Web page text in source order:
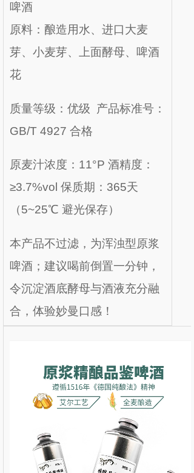
啤酒
原料：酿造用水、进口大麦
芽、小麦芽、上面酵母、啤酒
花
质量等级：优级 产品标准号：
GB/T 4927 合格
原麦汁浓度：11°P 酒精度：
≥3.7%vol 保质期：365天
（5~25℃ 避光保存）
本产品不过滤，为浑浊型原浆
啤酒；建议喝前倒置一分钟，
令沉淀酒底酵母与酒液充分融
合，体验妙曼口感！